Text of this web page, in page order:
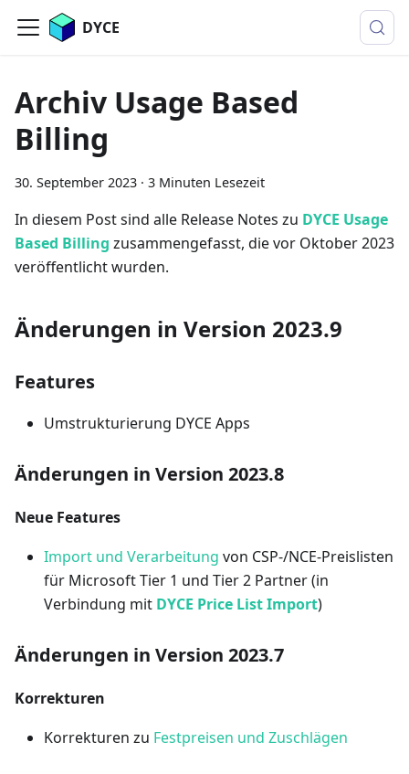
DYCE
Archiv Usage Based
Billing
30. September 2023 · 3 Minuten Lesezeit
In diesem Post sind alle Release Notes zu DYCE Usage
Based Billing zusammengefasst, die vor Oktober 2023
veröffentlicht wurden.
Änderungen in Version 2023.9
Features
Umstrukturierung DYCE Apps
Änderungen in Version 2023.8
Neue Features
Import und Verarbeitung von CSP-/NCE-Preislisten
für Microsoft Tier 1 und Tier 2 Partner (in
Verbindung mit DYCE Price List Import)
Änderungen in Version 2023.7
Korrekturen
Korrekturen zu Festpreisen und Zuschlägen